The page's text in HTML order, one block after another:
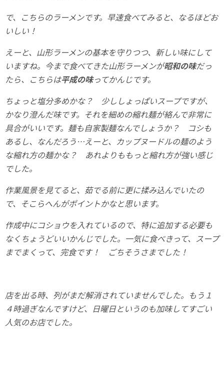
で、こちらのラーメンです。早速食べてみると、なるほどお
いしい！
えーと、山形ラーメンの基本を守りつつ、新しい味にして
いますね。今まで食べてきた山形ラーメンが昭和の味だっ
たら、こちらは平成の味ってかんじです。
ちょっと塩分多めかな？ 少ししょっぱいスープですが、
かなり澄んだ味です。それを細めの縮れ麺が絡んで非常に
具合がいいです。麺も自家製麺なんでしょうか？ コシも
あるし、なんだろう…えーと、カップヌードルの麺のよう
な縮れ方の麺かな？ あれよりももっと縮れ方が強い感じ
でした。
作業風景を見てると、茹でる前に更に揉み込んでいたの
で、そこらへんがポイントかなと思います。
作成中にコショウを入れているので、特に追加する必要も
なくちょうどいいかんじでした。一気に食べきって、スープ
までまくって、完食です！ ごちそうさまでした！
店を出る時、列がまだ解消されていませんでした。もう１
４時過ぎなんですけど、日曜日というのも加味してすごい
人気のお店でした。